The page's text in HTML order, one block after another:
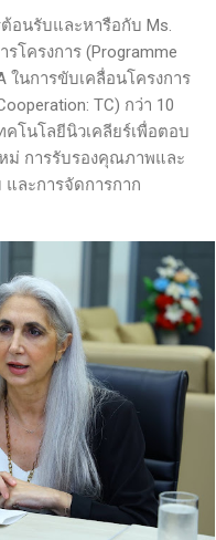
อนรับและหารือกับ Ms.
รโครงการ (Programme
ในการขับเคลื่อนโครงการ
TC) กว่า 10
โนโลยีนิวเคลียร์เพื่อตอบ
ม่ การรับรองคุณภาพและ
ละการจัดการกาก